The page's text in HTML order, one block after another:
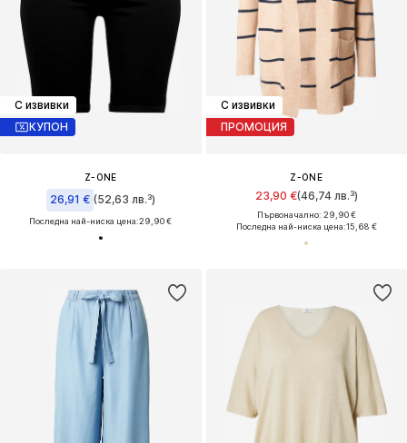
С извивки
КУПОН
Z-ONE
26,91 € (52,63 лв.³)
Последна най-ниска цена:29,90 €
С извивки
ПРОМОЦИЯ
Z-ONE
23,90 €(46,74 лв.³)
Първоначално: 29,90 €
Последна най-ниска цена:15,68 €